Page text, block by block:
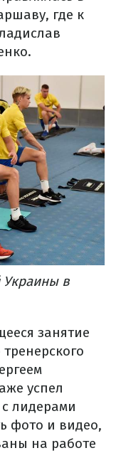
где к
Украины в
занятие
успел
лидерами
фото и видео,
на работе